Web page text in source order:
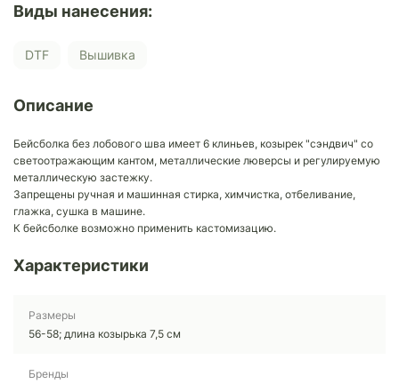
Виды нанесения:
DTF Вышивка
Описание
Бейсболка без лобового шва имеет 6 клиньев, козырек "сэндвич" со
светоотражающим кантом, металлические люверсы и регулируемую
металлическую застежку.
Запрещены ручная и машинная стирка, химчистка, отбеливание,
глажка, сушка в машине.
К бейсболке возможно применить кастомизацию.
Характеристики
Размеры
56-58; длина козырька 7,5 см
Бренды